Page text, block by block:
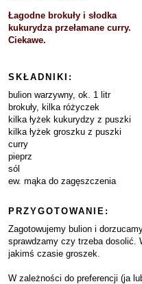
Łagodne brokuły i słodka
kukurydza przełamane curry.
Ciekawe.
SKŁADNIKI:
bulion warzywny, ok. 1 litr
brokuły, kilka różyczek
kilka łyżek kukurydzy z puszki
kilka łyżek groszku z puszki
curry
pieprz
sól
ew. mąka do zagęszczenia
PRZYGOTOWANIE:
Zagotowujemy bulion i
sprawdzamy czy trzeba dosolić.
jakimś czasie groszek.
W zależności do preferencji (ja